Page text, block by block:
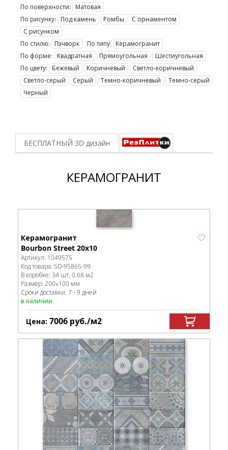
По поверхности:
Матовая
По рисунку:
Под камень Ромбы
С орнаментом
С рисунком
По стилю:
Пэчворк По типу:
Керамогранит
По форме:
Квадратная Прямоугольная
Шестиугольная
По цвету:
Бежевый Коричневый
Светло-коричневый
Светло-серый
Серый Темно-коричневый
Темно-серый
Черный
БЕСПЛАТНЫЙ 3D дизайн
КЕРАМОГРАНИТ
Керамогранит
Bourbon Street 20х10
Артикул: 1049575
Код товара: SD-95865-99
В коробке: 34 шт, 0.68 м2
Размер: 200x100 мм
Сроки доставки: 7 - 9 дней
в наличии
Цена: 7006 руб./м2